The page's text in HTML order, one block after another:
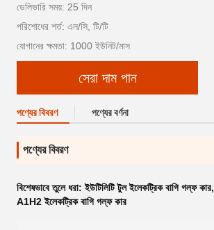
ডেলিভারি সময়: 25 দিন
পরিশোধের শর্ত: এল/সি, টি/টি
যোগানের ক্ষমতা: 1000 ইউনিট/মাস
সেরা দাম পান
পণ্যের বিবরণ পণ্যের বর্ণনা
পণ্যের বিবরণ
বিশেষভাবে তুলে ধরা:ইউটিলিটি টুল ইলেকট্রিক বাগি গল্ফ কার,
A1H2 ইলেকট্রিক বাগি গল্ফ কার